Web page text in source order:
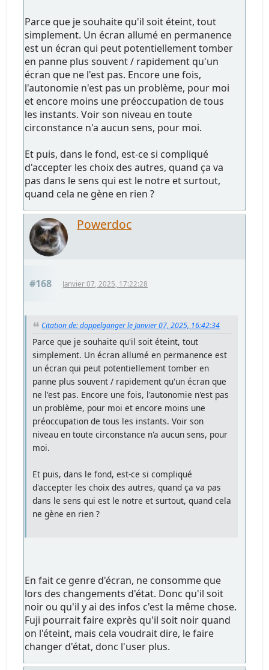
Parce que je souhaite qu'il soit éteint, tout
simplement. Un écran allumé en permanence
est un écran qui peut potentiellement tomber
en panne plus souvent / rapidement qu'un
écran que ne l'est pas. Encore une fois,
l'autonomie n'est pas un problème, pour moi
et encore moins une préoccupation de tous
les instants. Voir son niveau en toute
circonstance n'a aucun sens, pour moi.
Et puis, dans le fond, est-ce si compliqué
d'accepter les choix des autres, quand ça va
pas dans le sens qui est le notre et surtout,
quand cela ne gène en rien ?
Powerdoc
#168 Janvier 07, 2025, 17:22:28
Citation de: doppelganger le Janvier 07, 2025, 16:42:34
Parce que je souhaite qu'il soit éteint, tout
simplement. Un écran allumé en permanence est
un écran qui peut potentiellement tomber en
panne plus souvent / rapidement qu'un écran que
ne l'est pas. Encore une fois, l'autonomie n'est pas
un problème, pour moi et encore moins une
préoccupation de tous les instants. Voir son
niveau en toute circonstance n'a aucun sens, pour
moi.
Et puis, dans le fond, est-ce si compliqué
d'accepter les choix des autres, quand ça va pas
dans le sens qui est le notre et surtout, quand cela
ne gène en rien ?
En fait ce genre d'écran, ne consomme que
lors des changements d'état. Donc qu'il soit
noir ou qu'il y ai des infos c'est la même chose.
Fuji pourrait faire exprès qu'il soit noir quand
on l'éteint, mais cela voudrait dire, le faire
changer d'état, donc l'user plus.